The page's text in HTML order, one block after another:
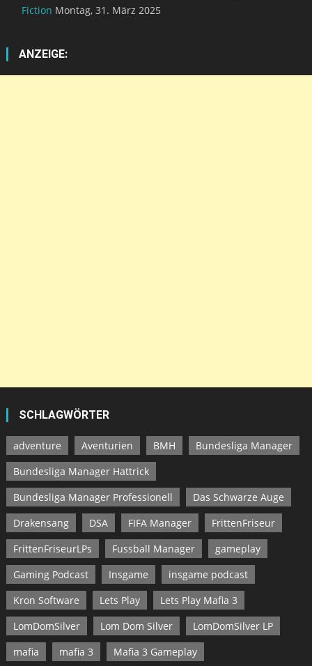
Fiction Montag, 31. März 2025
ANZEIGE:
SCHLAGWÖRTER
adventure Aventurien BMH
Bundesliga Manager
Bundesliga Manager Hattrick
Bundesliga Manager Professionell
Das Schwarze Auge
Drakensang
DSA FIFA Manager
FrittenFriseur
FrittenFriseurLPs
Fussball Manager
gameplay
Gaming Podcast
Insgame
insgame podcast
Kron Software
Lets Play
Lets Play Mafia 3
LomDomSilver
Lom Dom Silver
LomDomSilver LP
mafia
mafia 3
Mafia 3 Gameplay